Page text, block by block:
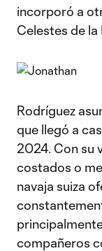
incorporó a
Celestes de la
Rodríguez
que llegó a
2024. Con su
costados o
navaja suiza
compañeros